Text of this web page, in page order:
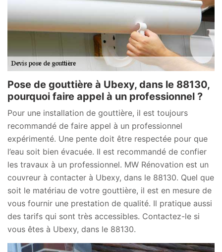
Pose de gouttière à Ubexy, dans le 88130,
pourquoi faire appel à un professionnel ?
Pour une installation de gouttière, il est toujours
recommandé de faire appel à un professionnel
expérimenté. Une pente doit être respectée pour que
l’eau soit bien évacuée. Il est recommandé de confier
les travaux à un professionnel. MW Rénovation est un
couvreur à contacter à Ubexy, dans le 88130. Quel que
soit le matériau de votre gouttière, il est en mesure de
vous fournir une prestation de qualité. Il pratique aussi
des tarifs qui sont très accessibles. Contactez-le si
vous êtes à Ubexy, dans le 88130.